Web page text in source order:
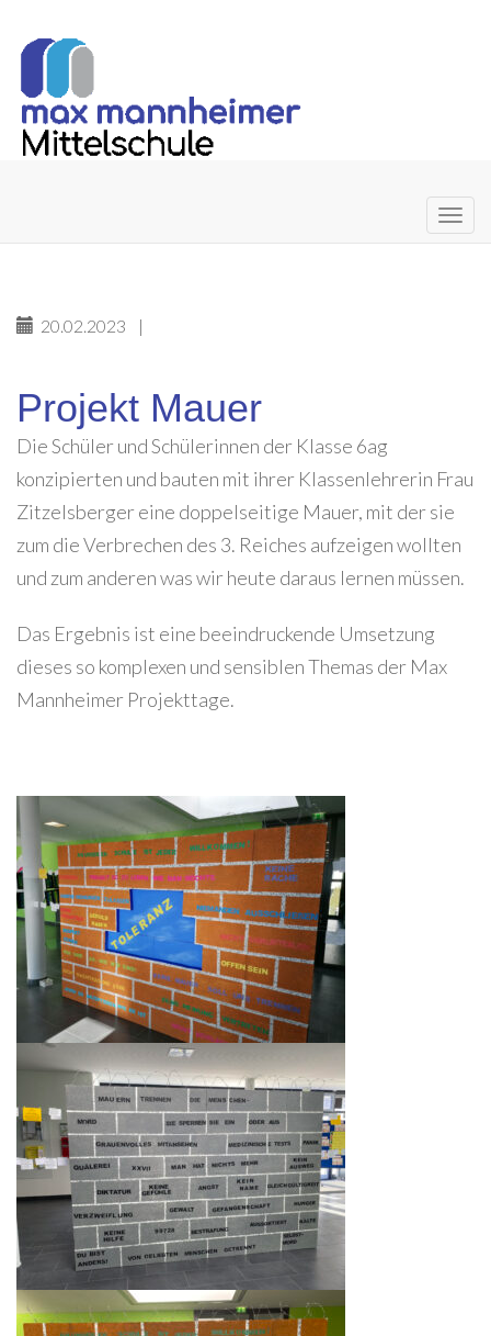
content
20.02.2023 |
Projekt Mauer
Die Schüler und Schülerinnen der Klasse 6ag
konzipierten und bauten mit ihrer Klassenlehrerin Frau
Zitzelsberger eine doppelseitige Mauer, mit der sie
zum die Verbrechen des 3. Reiches aufzeigen wollten
und zum anderen was wir heute daraus lernen müssen.
Das Ergebnis ist eine beeindruckende Umsetzung
dieses so komplexen und sensiblen Themas der Max
Mannheimer Projekttage.